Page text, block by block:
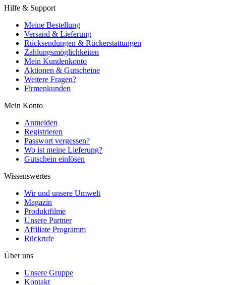
Hilfe & Support
Meine Bestellung
Versand & Lieferung
Rücksendungen & Rückerstattungen
Zahlungsmöglichkeiten
Mein Kundenkonto
Aktionen & Gutscheine
Weitere Fragen?
Firmenkunden
Mein Konto
Anmelden
Registrieren
Passwort vergessen?
Wo ist meine Lieferung?
Gutschein einlösen
Wissenswertes
Wir und unsere Umwelt
Magazin
Produktfilme
Unsere Partner
Affiliate Programm
Rückrufe
Über uns
Unsere Gruppe
Kontakt